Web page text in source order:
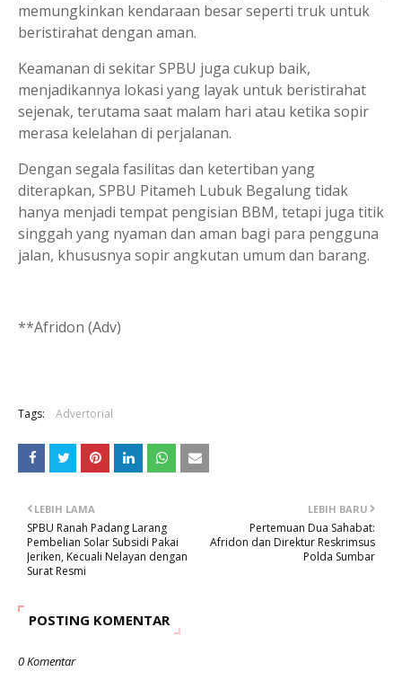
memungkinkan kendaraan besar seperti truk untuk
beristirahat dengan aman.
Keamanan di sekitar SPBU juga cukup baik,
menjadikannya lokasi yang layak untuk beristirahat
sejenak, terutama saat malam hari atau ketika sopir
merasa kelelahan di perjalanan.
Dengan segala fasilitas dan ketertiban yang
diterapkan, SPBU Pitameh Lubuk Begalung tidak
hanya menjadi tempat pengisian BBM, tetapi juga titik
singgah yang nyaman dan aman bagi para pengguna
jalan, khususnya sopir angkutan umum dan barang.
**Afridon (Adv)
Tags: Advertorial
LEBIH BARU
Pertemuan Dua Sahabat:
Afridon dan Direktur Reskrimsus
Polda Sumbar
LEBIH LAMA
SPBU Ranah Padang Larang
Pembelian Solar Subsidi Pakai
Jeriken, Kecuali Nelayan dengan
Surat Resmi
POSTING KOMENTAR
0 Komentar